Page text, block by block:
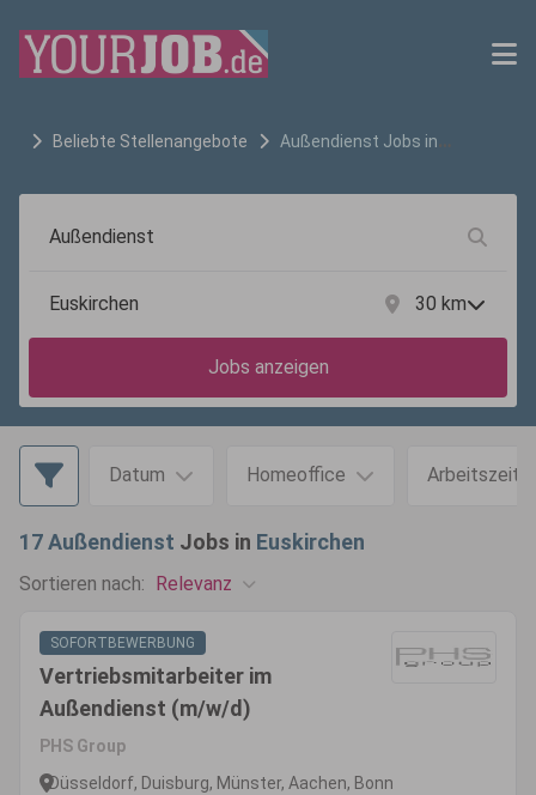
Beliebte Stellenangebote Außendienst Jobs in
30 km
Jobs anzeigen
Datum Homeoffice Arbeitszeit
17Außendienst Jobs in Euskirchen
Sortieren nach: Relevanz
SOFORTBEWERBUNG
Vertriebsmitarbeiter im
Außendienst (m/w/d)
PHS Group
Düsseldorf, Duisburg, Münster, Aachen, Bonn